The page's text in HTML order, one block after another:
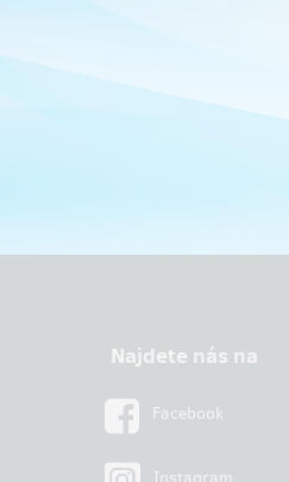
Najdete nás na
Facebook